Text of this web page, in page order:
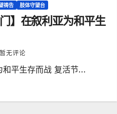
祷告 肢体守望台
】在叙利亚为和平生
暂无评论
和平生存而战 复活节…